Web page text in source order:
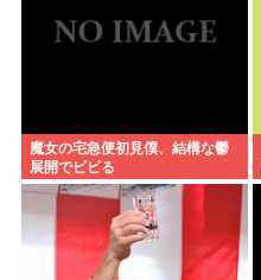
魔女の宅急便初見僕、結構な鬱
展開でビビる